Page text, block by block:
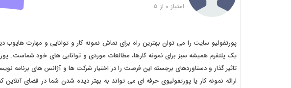
خرید سایت با امکانات دیوار
خرید سایت نوبت دهی پزشکان
خرید سایت هتل
امتیاز 0 از 5
یک پلتفرم همیشه سبز برای نمونه کارها، مطالعات موردی و توانایی های خود شماست.
تاثیر گذار و دستاوردهای برجسته این فرصت را در اختیار شرکت ها و آژانس های برنامه